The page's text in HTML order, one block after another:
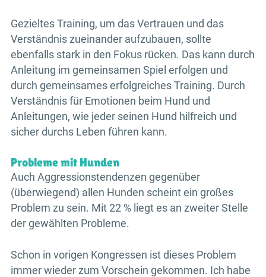
Gezieltes Training, um das Vertrauen und das
Verständnis zueinander aufzubauen, sollte
ebenfalls stark in den Fokus rücken. Das kann durch
Anleitung im gemeinsamen Spiel erfolgen und
durch gemeinsames erfolgreiches Training. Durch
Verständnis für Emotionen beim Hund und
Anleitungen, wie jeder seinen Hund hilfreich und
sicher durchs Leben führen kann.
Probleme mit Hunden
Auch Aggressionstendenzen gegenüber
(überwiegend) allen Hunden scheint ein großes
Problem zu sein. Mit 22 % liegt es an zweiter Stelle
der gewählten Probleme.
Schon in vorigen Kongressen ist dieses Problem
immer wieder zum Vorschein gekommen. Ich habe